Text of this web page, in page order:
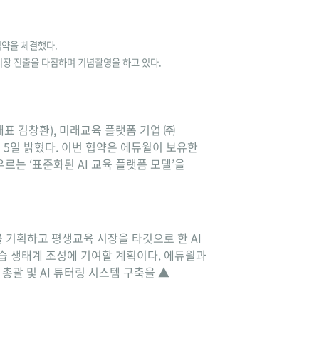
을 체결했다.
진출을 다짐하며 기념촬영을 하고 있다.
김창환), 미래교육 플랫폼 기업 ㈜
일 밝혔다. 이번 협약은 에듀윌이 보유한
는 ‘표준화된 AI 교육 플랫폼 모델’을
획하고 평생교육 시장을 타깃으로 한 AI
생태계 조성에 기여할 계획이다. 에듀윌과
괄 및 AI 튜터링 시스템 구축을 ▲